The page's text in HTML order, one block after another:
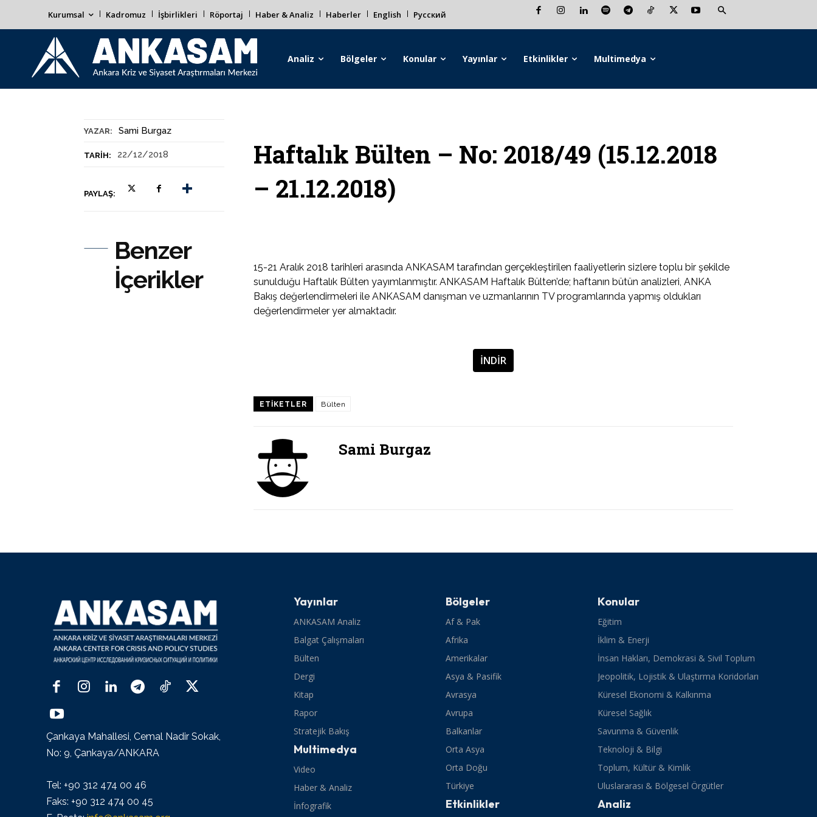
Kurumsal Kadromuz İşbirlikleri Röportaj Haber & Analiz Haberler English Русский
Analiz Bölgeler Konular Yayınlar Etkinlikler Multimedya
YAZAR: Sami Burgaz
TARIH: 22/12/2018
PAYLAŞ:
Haftalık Bülten – No: 2018/49 (15.12.2018
– 21.12.2018)
Benzer
İçerikler
15-21 Aralık 2018 tarihleri arasında ANKASAM tarafından gerçekleştirilen faaliyetlerin sizlere toplu bir şekilde
sunulduğu Haftalık Bülten yayımlanmıştır. ANKASAM Haftalık Bülten’de; haftanın bütün analizleri, ANKA
Bakış değerlendirmeleri ile ANKASAM danışman ve uzmanlarının TV programlarında yapmış oldukları
değerlendirmeler yer almaktadır.
İNDİR
ETIKETLER Bülten
Sami Burgaz
Çankaya Mahallesi, Cemal Nadir Sokak,
No: 9, Çankaya/ANKARA
Tel: +90 312 474 00 46
Faks: +90 312 474 00 45
Yayınlar
ANKASAM Analiz
Balgat Çalışmaları
Bülten
Dergi
Kitap
Rapor
Stratejik Bakış
Multimedya
Video
Haber & Analiz
İnfografik
Bölgeler
Af & Pak
Afrika
Amerikalar
Asya & Pasifik
Avrasya
Avrupa
Balkanlar
Orta Asya
Orta Doğu
Türkiye
Etkinlikler
Konular
Eğitim
İklim & Enerji
İnsan Hakları, Demokrasi & Sivil Toplum
Jeopolitik, Lojistik & Ulaştırma Koridorları
Küresel Ekonomi & Kalkınma
Küresel Sağlık
Savunma & Güvenlik
Teknoloji & Bilgi
Toplum, Kültür & Kimlik
Uluslararası & Bölgesel Örgütler
Analiz